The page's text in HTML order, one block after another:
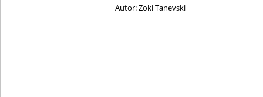
Autor: Zoki Tanevski